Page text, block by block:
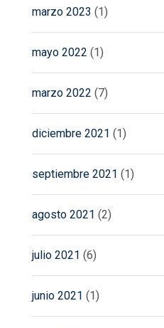
marzo 2023 (1)
mayo 2022 (1)
marzo 2022 (7)
diciembre 2021 (1)
septiembre 2021 (1)
agosto 2021 (2)
julio 2021 (6)
junio 2021 (1)